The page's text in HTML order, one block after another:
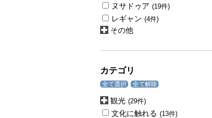
ヌサドゥア (19件)
レギャン (4件)
その他
カテゴリ
全て選択 全て解除
観光 (29件)
文化に触れる (13件)